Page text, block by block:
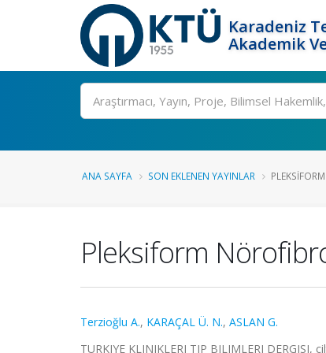
Karadeniz
Akademik
Ara
ANA SAYFA SON EKLENEN YAYINLAR
Pleksiform
Terzioğlu A., KARAÇAL Ü. N., ASLAN G.
TURKIYE KLINIKLERI TIP BILIMLERI DERGISI,